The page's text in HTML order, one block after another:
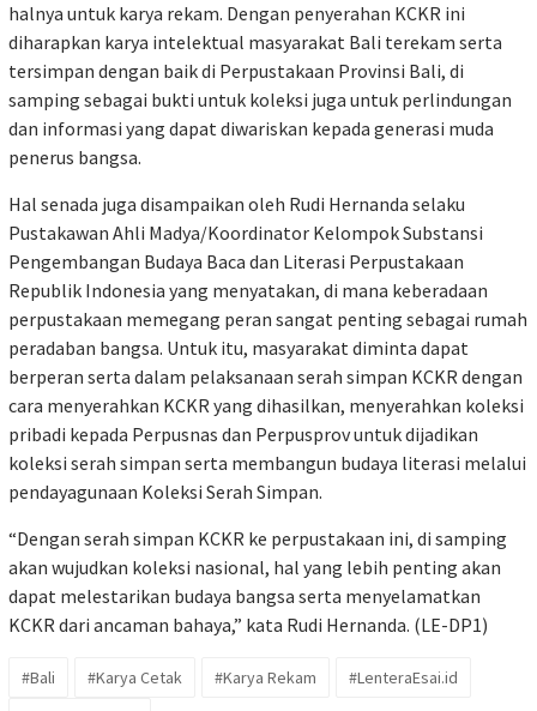
halnya untuk karya rekam. Dengan penyerahan KCKR ini
diharapkan karya intelektual masyarakat Bali terekam serta
tersimpan dengan baik di Perpustakaan Provinsi Bali, di
samping sebagai bukti untuk koleksi juga untuk perlindungan
dan informasi yang dapat diwariskan kepada generasi muda
penerus bangsa.
Hal senada juga disampaikan oleh Rudi Hernanda selaku
Pustakawan Ahli Madya/Koordinator Kelompok Substansi
Pengembangan Budaya Baca dan Literasi Perpustakaan
Republik Indonesia yang menyatakan, di mana keberadaan
perpustakaan memegang peran sangat penting sebagai rumah
peradaban bangsa. Untuk itu, masyarakat diminta dapat
berperan serta dalam pelaksanaan serah simpan KCKR dengan
cara menyerahkan KCKR yang dihasilkan, menyerahkan koleksi
pribadi kepada Perpusnas dan Perpusprov untuk dijadikan
koleksi serah simpan serta membangun budaya literasi melalui
pendayagunaan Koleksi Serah Simpan.
“Dengan serah simpan KCKR ke perpustakaan ini, di samping
akan wujudkan koleksi nasional, hal yang lebih penting akan
dapat melestarikan budaya bangsa serta menyelamatkan
KCKR dari ancaman bahaya,” kata Rudi Hernanda. (LE-DP1)
#Bali #Karya Cetak #Karya Rekam
#LenteraEsai.id